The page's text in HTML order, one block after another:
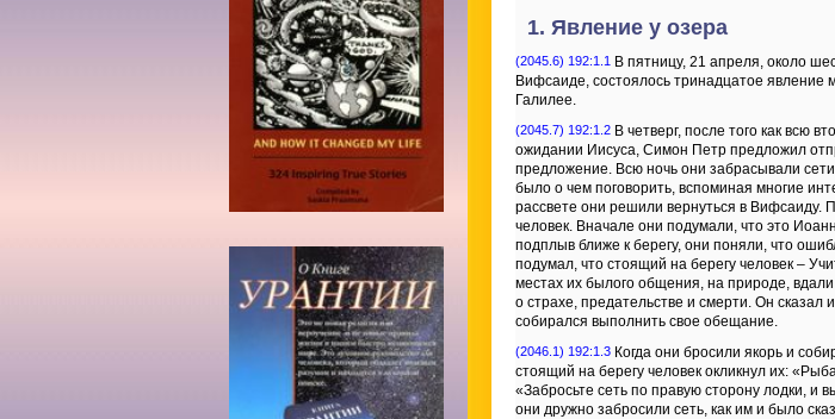
1. Явление у озера
(2045.6) 192:1.1 В пятницу, 21 апреля, около
Вифсаиде, состоялось тринадцатое явление
Галилее.
(2045.7) 192:1.2 В четверг, после того как всю
ожидании Иисуса, Симон Петр предложил
предложение. Всю ночь они забрасывали
было о чем поговорить, вспоминая многие
рассвете они решили вернуться в Вифсаиду.
человек. Вначале они подумали, что это
подплыв ближе к берегу, они поняли, что
подумал, что стоящий на берегу человек –
местах их былого общения, на природе,
о страхе, предательстве и смерти. Он сказал
собирался выполнить свое обещание.
(2046.1) 192:1.3 Когда они бросили якорь и
стоящий на берегу человек окликнул их:
«Забросьте сеть по правую сторону лодки, и
они дружно забросили сеть, как им и было